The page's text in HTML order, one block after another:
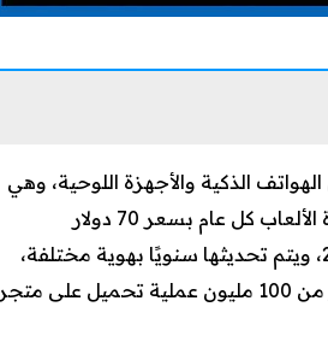
الذكية والأجهزة اللوحية، وهي
التي تصدر على الكمبيوتر وأجهزة الألعاب كل عام بسعر 70 دولار
من قبل شركة Electronic Arts لأول مرة في عام 2016، ويتم تحديثها سنويًا بهوية مختلفة،
حظت اللعبة على شعبية كبيرة بين محبي كرة القدم حول العالم حيث حققت أكثر من 100 مليون عملية تحميل على متجر